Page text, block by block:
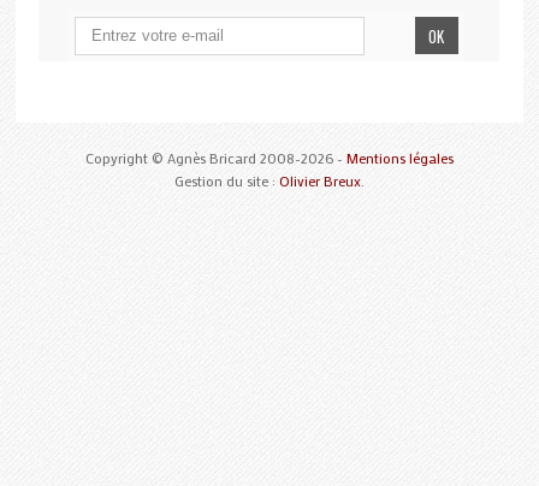
Copyright © Agnès Bricard 2008-2026 - Mentions légales
Gestion du site : Olivier Breux.